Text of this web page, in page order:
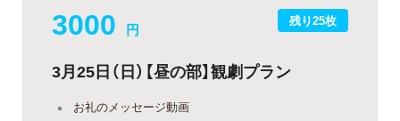
残り25枚
3000 円
3月25日（日）【昼の部】観劇プラン
お礼のメッセージ動画